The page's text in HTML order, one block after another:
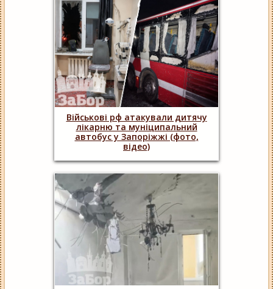
Військові рф атакували дитячу
лікарню та муніципальний
автобус у Запоріжжі (фото,
відео)